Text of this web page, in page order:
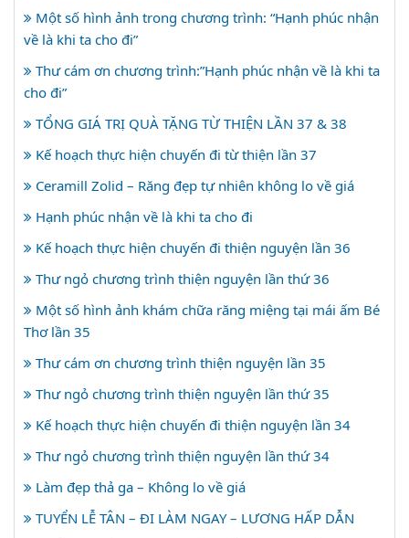
Một số hình ảnh trong chương trình: “Hạnh phúc nhận
về là khi ta cho đi”
Thư cám ơn chương trình:”Hạnh phúc nhận về là khi ta
cho đi”
TỔNG GIÁ TRỊ QUÀ TẶNG TỪ THIỆN LẦN 37 & 38
Kế hoạch thực hiện chuyến đi từ thiện lần 37
Ceramill Zolid – Răng đẹp tự nhiên không lo về giá
Hạnh phúc nhận về là khi ta cho đi
Kế hoạch thực hiện chuyến đi thiện nguyện lần 36
Thư ngỏ chương trình thiện nguyện lần thứ 36
Một số hình ảnh khám chữa răng miệng tại mái ấm Bé
Thơ lần 35
Thư cám ơn chương trình thiện nguyện lần 35
Thư ngỏ chương trình thiện nguyện lần thứ 35
Kế hoạch thực hiện chuyến đi thiện nguyện lần 34
Thư ngỏ chương trình thiện nguyện lần thứ 34
Làm đẹp thả ga – Không lo về giá
TUYỂN LỄ TÂN – ĐI LÀM NGAY – LƯƠNG HẤP DẪN